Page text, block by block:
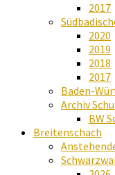
2017
2020
2019
2018
2017
Baden-
Archiv
BW
Breitenschach